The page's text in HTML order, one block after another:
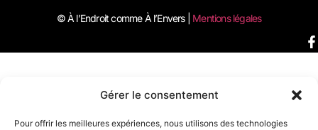
Gérer le consentement
Pour offrir les meilleures expériences, nous utilisons des technologies
© À l’Endroit comme À l’Envers | Mentions légales